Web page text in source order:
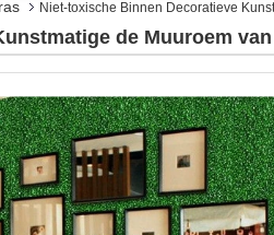
Niet-toxische Binnen Decoratieve
de Muuroem